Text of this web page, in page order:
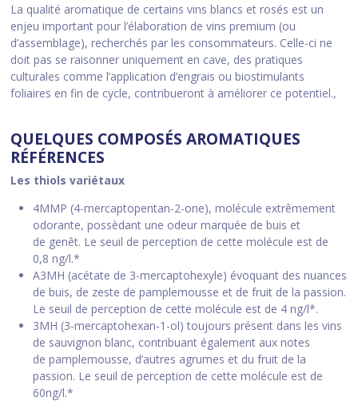
La qualité aromatique de certains vins blancs et rosés est un
enjeu important pour l’élaboration de vins premium (ou
d’assemblage), recherchés par les consommateurs. Celle-ci ne
doit pas se raisonner uniquement en cave, des pratiques
culturales comme l’application d’engrais ou biostimulants
foliaires en fin de cycle, contribueront à améliorer ce potentiel.,
QUELQUES COMPOSÉS AROMATIQUES
RÉFÉRENCES
Les thiols variétaux
4MMP (4-mercaptopentan-2-one), molécule extrêmement
odorante, possèdant une odeur marquée de buis et
de genêt. Le seuil de perception de cette molécule est de
0,8 ng/l.*
A3MH (acétate de 3-mercaptohexyle) évoquant des nuances
de buis, de zeste de pamplemousse et de fruit de la passion.
Le seuil de perception de cette molécule est de 4 ng/l*.
3MH (3-mercaptohexan-1-ol) toujours présent dans les vins
de sauvignon blanc, contribuant également aux notes
de pamplemousse, d’autres agrumes et du fruit de la
passion. Le seuil de perception de cette molécule est de
60ng/l.*